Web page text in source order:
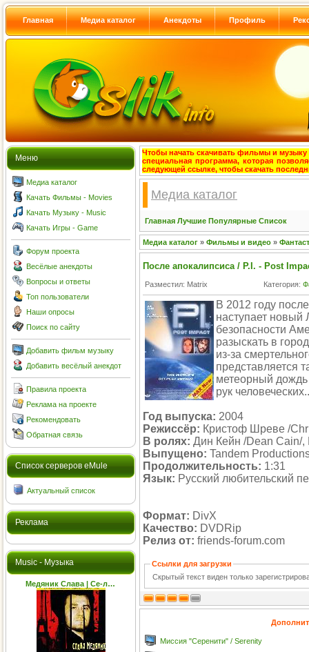
Главная Медиа каталог Анекдоты Профиль
Меню
Медиа каталог
Качать Фильмы - Movies
Качать Музыку - Music
Качать Игры - Game
Форум проекта
Весёлые анекдоты
Вопросы и ответы
Топ пользователи
Наши опросы
Поиск по сайту
Добавить фильм музыку
Добавить весёлый анекдот
Правила проекта
Реклама на проекте
Рекомендовать
Обратная связь
Cписок серверов eMule
Актуальный список
Реклама
Music - Музыка
Медяник Слава | Се-л…
Чтобы начать скачивать фильмы и музыку
специальная программа, которая
следующей ссылке, чтобы скачать
Медиа каталог
Главная Лучшие Популярные Список
Медиа каталог » Фильмы и видео »
После апокалипсиса / P.I. - Post
Разместил: Matrix Категория:
В 2012 году
наступает
безопасности
разыскать в
из-за
представляется
метеорный
рук
Год выпуска: 2004
Режиссёр: Кристоф Шреве /
В ролях: Дин Кейн /Dean Cain/
Выпущено: Tandem
Продолжительность: 1:31
Язык: Русский любительский
Формат: DivX
Качество: DVDRip
Релиз от: friends-forum.com
Ссылки для загрузки
Скрытый текст виден только
Миссия "Серенити" / Serenity